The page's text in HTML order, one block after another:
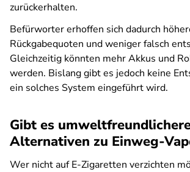
zurückerhalten.
Befürworter erhoffen sich dadurch
Rückgabequoten und weniger falsch
Gleichzeitig könnten mehr Akkus und
werden. Bislang gibt es jedoch keine
ein solches System eingeführt wird.
Gibt es
Alternativen zu Einweg-
Wer nicht auf E-Zigaretten verzichten